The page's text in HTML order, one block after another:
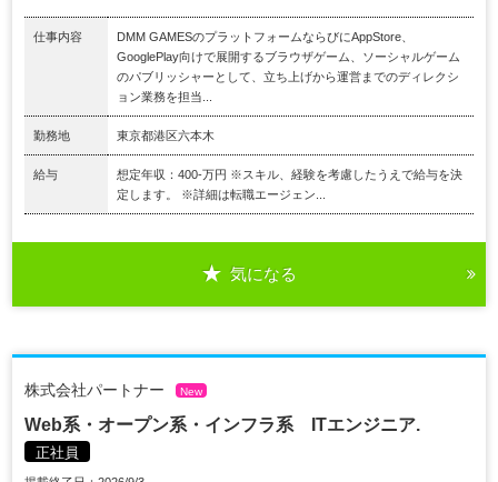
仕事内容
DMM GAMESのプラットフォームならびにAppStore、
GooglePlay向けで展開するブラウザゲーム、ソーシャルゲーム
のパブリッシャーとして、立ち上げから運営までのディレクシ
ョン業務を担当...
勤務地 東京都港区六本木
給与
想定年収：400-万円 ※スキル、経験を考慮したうえで給与を決
定します。 ※詳細は転職エージェン...
気になる
株式会社パートナー New
Web系・オープン系・インフラ系 ITエンジニア.
正社員